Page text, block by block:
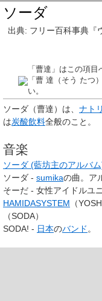
ソーダ
出典: フリー百科事典『
「曹達 」はこの項
「曹 達（そう たつ
い。
ソーダ （曹達）は、 ナト
は炭酸飲料全般のこと。
音楽
ソーダ (藍坊主のアルバ
ソーダ - sumikaの曲。ア
そーだ - 女性アイドルユ
HAMIDASYSTEM （
（SODA）
SODA! - 日本のバンド 。